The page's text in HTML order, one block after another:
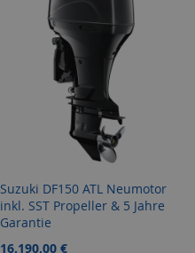
Suzuki DF150 ATL Neumotor
inkl. SST Propeller & 5 Jahre
Garantie
Sonderangebot
16.190,00 €